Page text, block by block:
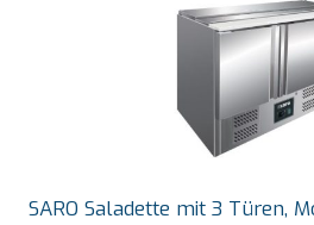
SARO Saladette mit 3 Türen,